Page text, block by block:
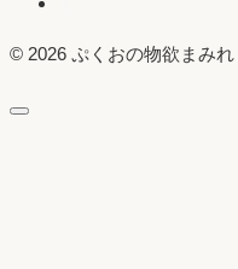
© 2026 ぷくおの物欲まみれ